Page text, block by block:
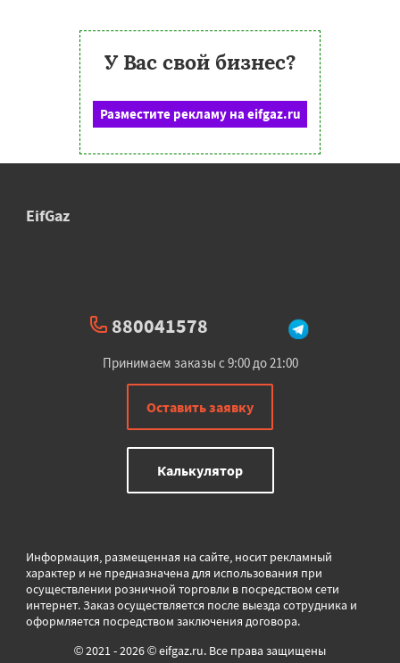
У Вас свой бизнес?
Разместите рекламу на eifgaz.ru
EifGaz
880041578
Принимаем заказы с 9:00 до 21:00
Оставить заявку
Калькулятор
Информация, размещенная на сайте, носит рекламный
характер и не предназначена для использования при
осуществлении розничной торговли в посредством сети
интернет. Заказ осуществляется после выезда сотрудника и
оформляется посредством заключения договора.
© 2021 - 2026 © eifgaz.ru. Все права защищены